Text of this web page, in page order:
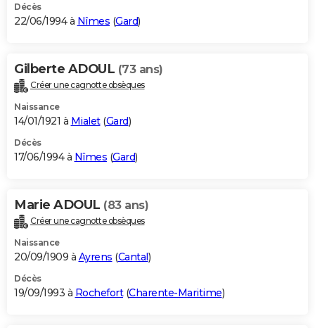
Décès
22/06/1994 à Nîmes (Gard)
Gilberte ADOUL (73 ans)
Créer une cagnotte obsèques
Naissance
14/01/1921 à Mialet(Gard)
Décès
17/06/1994 à Nîmes (Gard)
Marie ADOUL (83 ans)
Créer une cagnotte obsèques
Naissance
20/09/1909 à Ayrens (Cantal)
Décès
19/09/1993 à Rochefort(Charente-Maritime)